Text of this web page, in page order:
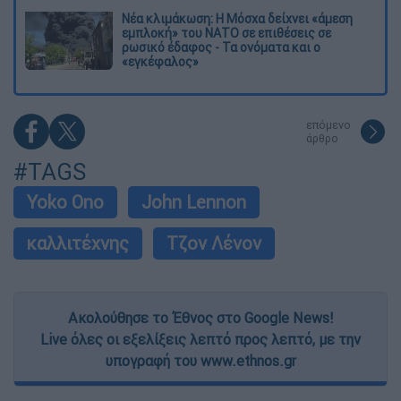
Νέα κλιμάκωση: Η Μόσχα δείχνει «άμεση
εμπλοκή» του ΝΑΤΟ σε επιθέσεις σε
ρωσικό έδαφος - Τα ονόματα και ο
«εγκέφαλος»
επόμενο
άρθρο
#TAGS
Yoko Ono
John Lennon
καλλιτέχνης
Τζον Λένον
Ακολούθησε το Έθνος στο Google News!
Live όλες οι εξελίξεις λεπτό προς λεπτό, με την
υπογραφή του www.ethnos.gr